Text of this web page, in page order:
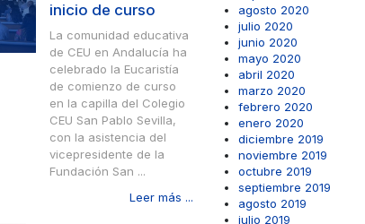
inicio de curso
La comunidad educativa
de CEU en Andalucía ha
celebrado la Eucaristía
de comienzo de curso
en la capilla del Colegio
CEU San Pablo Sevilla,
con la asistencia del
vicepresidente de la
Fundación San ...
Leer más ...
agosto 2020
julio 2020
junio 2020
mayo 2020
abril 2020
marzo 2020
febrero 2020
enero 2020
diciembre 2019
noviembre 2019
octubre 2019
septiembre 2019
agosto 2019
julio 2019